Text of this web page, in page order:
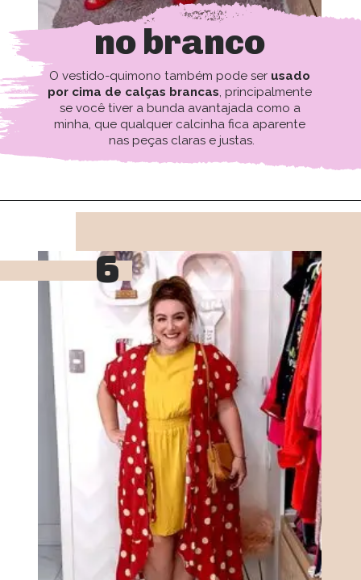
no branco
O vestido-quimono também pode ser usado
por cima de calças brancas , principalmente
se você tiver a bunda avantajada como a
minha, que qualquer calcinha fica aparente
nas peças claras e justas.
6